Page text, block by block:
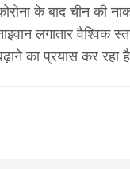
के बाद चीन की
लगातार वैश्विक
का प्रयास कर रहा